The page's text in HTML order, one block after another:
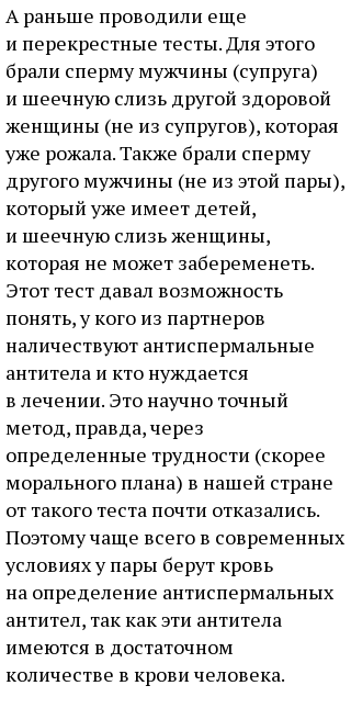
А раньше проводили еще
и перекрестные тесты. Для этого
брали сперму мужчины (супруга)
и шеечную слизь другой здоровой
женщины (не из супругов), которая
уже рожала. Также брали сперму
другого мужчины (не из этой пары),
который уже имеет детей,
и шеечную слизь женщины,
которая не может забеременеть.
Этот тест давал возможность
понять, у кого из партнеров
наличествуют антиспермальные
антитела и кто нуждается
в лечении. Это научно точный
метод, правда, через
определенные трудности (скорее
морального плана) в нашей стране
от такого теста почти отказались.
Поэтому чаще всего в современных
условиях у пары берут кровь
на определение антиспермальных
антител, так как эти антитела
имеются в достаточном
количестве в крови человека.